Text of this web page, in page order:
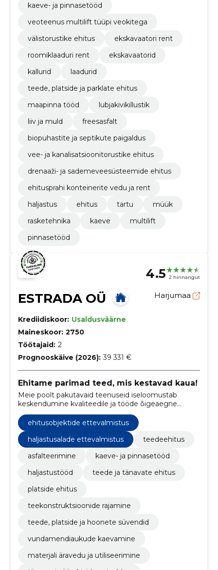
kaeve- ja pinnasetööd
veoteenus multilift tüüpi veokitega
välistorustike ehitus
ekskavaatori rent
roomiklaaduri rent
ekskavaatorid
kallurid
laadurid
teede, platside ja parklate ehitus
maapinna tööd
lubjakivikillustik
liiv ja muld
freesasfalt
biopuhastite ja septikute paigaldus
vee- ja kanalisatsioonitorustike ehitus
drenaaži- ja sademeveesüsteemide ehitus
ehitusprahi konteinerite vedu ja rent
haljastus
ehitus tartu
müük
rasketehnika
kaeve
multilift
pinnasetööd
4.5 2 hinnangut
ESTRADA OÜ Harjumaa
Krediidiskoor: Usaldusväärne
Maineskoor: 2750
Töötajaid: 2
Prognooskäive (2026): 39 331 €
Ehitame parimad teed, mis kestavad kaua!
Meie poolt pakutavaid teenuseid iseloomustab
keskendumine kvaliteedile ja tööde õigeaegne
töö efektiivsuse tõstmiseks. Tänu meeskonna
rikkalikule kogemusele suudame teostada igasuguse
keerukusega projekte.
ehitusobjektide ettevalmistus
haljastusalade ettevalmistus
teedeehitus
asfalteerimine
kaeve- ja pinnasetööd
haljastustööd
teede ja tänavate ehitus
platside ehitus
teekonstruktsioonide rajamine
teede, platside ja hoonete süvendid
vundamendiaukude kaevamine
materjali äravedu ja utiliseerimine